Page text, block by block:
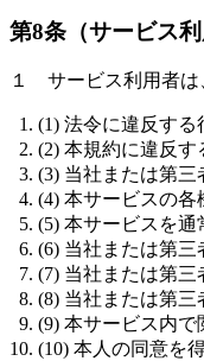
第8条（サービス利
１ サービス利用者は
(1) 法令に違反する
(2) 本規約に違反す
(3) 当社または第
(4) 本サービスの各
(5) 本サービスを
(6) 当社または第
(7) 当社または第
(8) 当社または第
(9) 本サービス内
(10) 本人の同意を